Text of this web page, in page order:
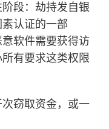
段：劫持发自银
认证的一部
软件需要获得访
有要求这类权限
窃取资金，或一